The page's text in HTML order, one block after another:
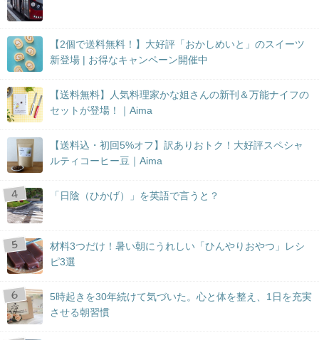
【2個で送料無料！】大好評「おかしめいと」のスイーツ
新登場 | お得なキャンペーン開催中
【送料無料】人気料理家かな姐さんの新刊＆万能ナイフの
セットが登場！｜Aima
【送料込・初回5%オフ】訳ありおトク！大好評スペシャ
ルティコーヒー豆｜Aima
「日陰（ひかげ）」を英語で言うと？
材料3つだけ！暑い朝にうれしい「ひんやりおやつ」レシ
ピ3選
5時起きを30年続けて気づいた。心と体を整え、1日を充実
させる朝習慣